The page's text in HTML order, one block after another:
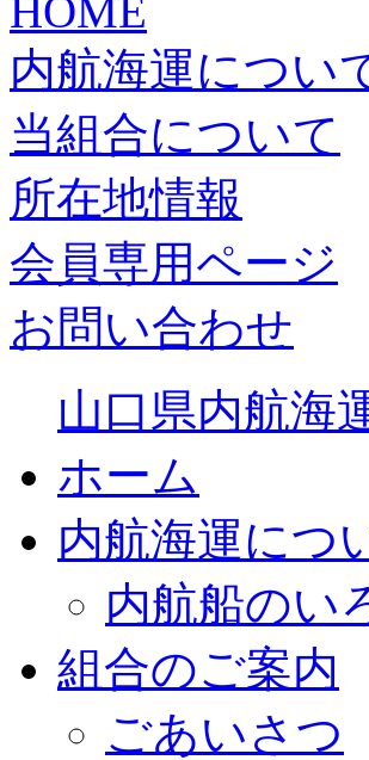
HOME
内航海運につい
当組合について
所在地情報
会員専用ページ
お問い合わせ
山口県内航海
ホーム
内航海運につ
内航船のい
組合のご案内
ごあいさつ